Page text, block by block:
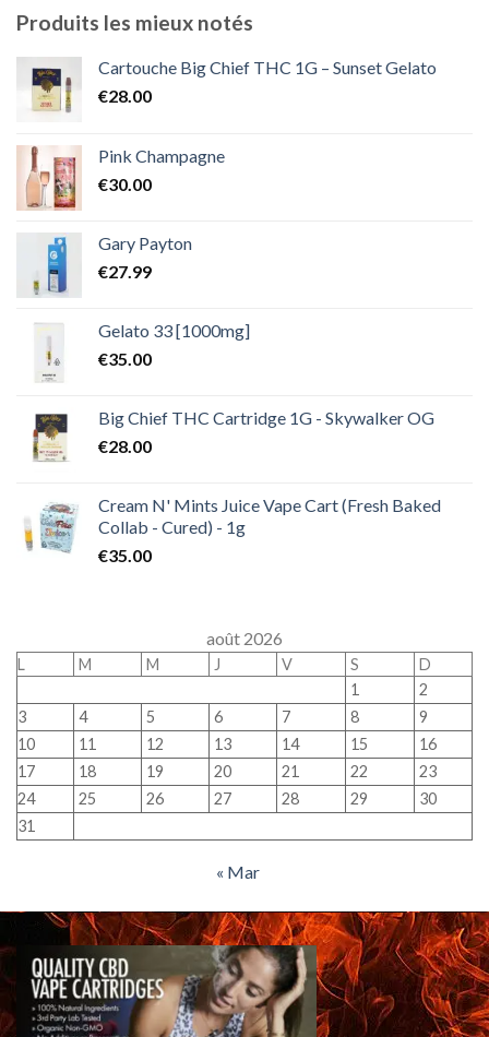
€2,000.00
Produits les mieux notés
Cartouche Big Chief THC 1G – Sunset Gelato
€28.00
Pink Champagne
€30.00
Gary Payton
€27.99
Gelato 33 [1000mg]
€35.00
Big Chief THC Cartridge 1G - Skywalker OG
€28.00
Cream N' Mints Juice Vape Cart (Fresh Baked
Collab - Cured) - 1g
€35.00
août 2026
L M M J V S
D
1
2
3
4 5 6 7 8
9
10
11 12 13 14 15
16
17
18 19 20 21 22
23
24
25 26 27 28 29
30
31
« Mar